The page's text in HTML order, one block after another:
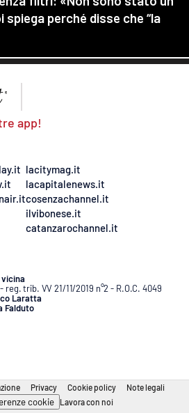
app!
lacitymag.it
lacapitalenews.it
cosenzachannel.it
ilvibonese.it
catanzarochannel.it
trib. VV 21/11/2019 n°2 - R.O.C. 4049
Laratta
Falduto
Privacy Cookie policy Note legali
cookie Lavora con noi